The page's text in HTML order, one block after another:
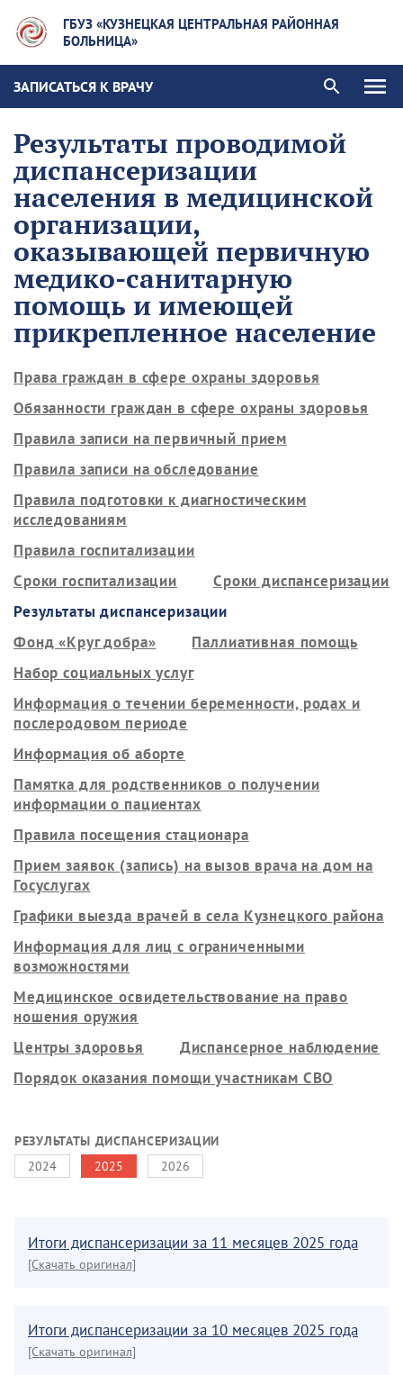
ГБУЗ «КУЗНЕЦКАЯ ЦЕНТРАЛЬНАЯ РАЙОННАЯ
БОЛЬНИЦА»
ЗАПИСАТЬСЯ К ВРАЧУ
Результаты проводимой
диспансеризации
населения в медицинской
организации,
оказывающей первичную
медико-санитарную
помощь и имеющей
прикрепленное население
Права граждан в сфере охраны здоровья
Обязанности граждан в сфере охраны здоровья
Правила записи на первичный прием
Правила записи на обследование
Правила подготовки к диагностическим
исследованиям
Правила госпитализации
Сроки госпитализации
Сроки диспансеризации
Результаты диспансеризации
Фонд «Круг добра»
Паллиативная помощь
Набор социальных услуг
Информация о течении беременности, родах и
послеродовом периоде
Информация об аборте
Памятка для родственников о получении
информации о пациентах
Правила посещения стационара
Прием заявок (запись) на вызов врача на дом на
Госуслугах
Графики выезда врачей в села Кузнецкого района
Информация для лиц с ограниченными
возможностями
Медицинское освидетельствование на право
ношения оружия
Центры здоровья
Диспансерное наблюдение
Порядок оказания помощи участникам СВО
РЕЗУЛЬТАТЫ ДИСПАНСЕРИЗАЦИИ
2024
2025 2026
Итоги диспансеризации за 11 месяцев 2025 года
[Скачать оригинал]
Итоги диспансеризации за 10 месяцев 2025 года
[Скачать оригинал]